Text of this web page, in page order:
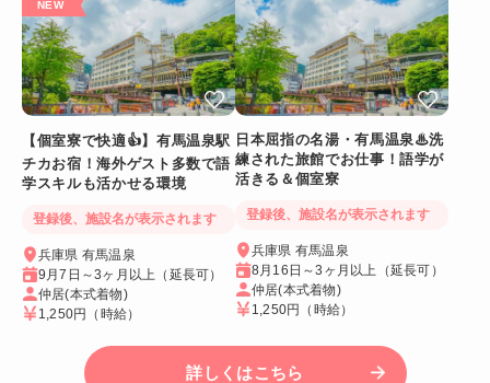
【個室寮で快適👍】有馬温泉駅
チカお宿！海外ゲスト多数で語
学スキルも活かせる環境
登録後、施設名が表示されます
兵庫県 有馬温泉
9月7日～3ヶ月以上（延長可）
仲居(本式着物)
1,250円 （時給）
日本屈指の名湯・有馬温泉♨洗
練された旅館でお仕事！語学が
活きる＆個室寮
登録後、施設名が表示されます
兵庫県 有馬温泉
8月16日～3ヶ月以上（延長可）
仲居(本式着物)
1,250円 （時給）
詳しくはこちら